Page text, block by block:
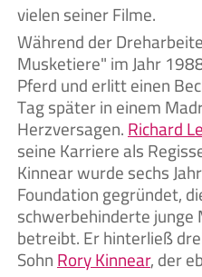
vielen seiner Filme.
Während der
Musketiere" im Jahr
Pferd und erlitt einen
Tag später in einem
Herzversagen.Richard
seine Karriere als
Kinnear wurde sechs
Foundation gegründet,
schwerbehinderte junge
betreibt. Er hinterließ
SohnRory Kinnear, der